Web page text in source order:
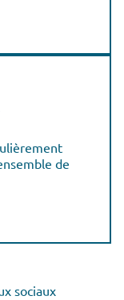
de
sociaux